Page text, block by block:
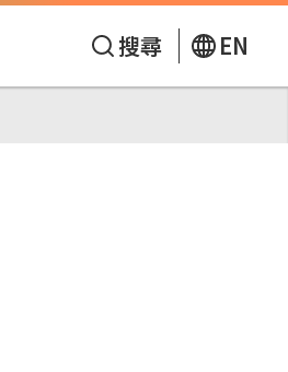
搜尋 EN